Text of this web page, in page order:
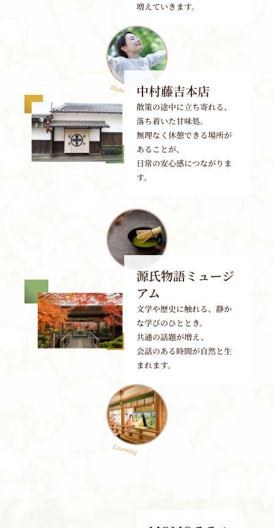
増えていきます。
中村藤吉本店
散策の途中に立ち寄れる、
落ち着いた甘味処。
無理なく休憩できる場所が
あることが、
日常の安心感につながりま
す。
源氏物語ミュージ
アム
文学や歴史に触れる、静か
な学びのひととき。
共通の話題が増え、
会話のある時間が自然と生
まれます。